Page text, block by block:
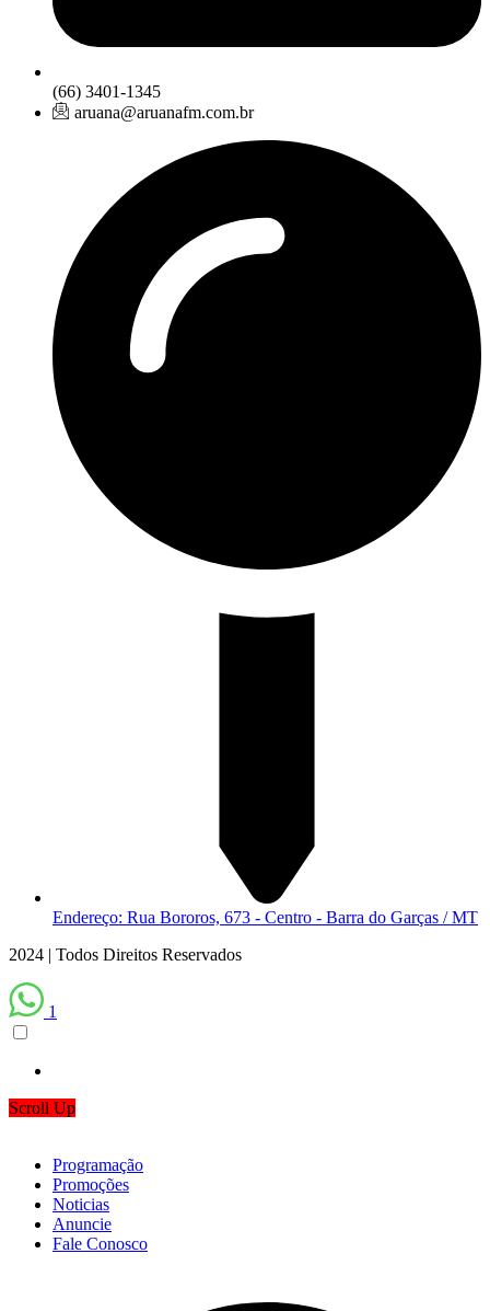
(66) 3401-1345
aruana@aruanafm.com.br
Endereço: Rua Bororos, 673 - Centro - Barra do Garças / MT
2024 | Todos Direitos Reservados
1
Scroll Up
Programação
Promoções
Noticias
Anuncie
Fale Conosco